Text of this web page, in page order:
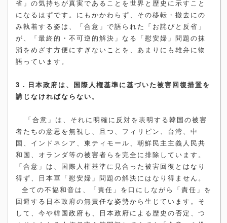
省」の気持ちが真実であることを世界と歴史に示すこと
になるはずです。にもかかわらず、その移転・撤去にの
み執着する姿は、「合意」で語られた「お詫びと反省」
が、「最終的・不可逆的解決」なる「慰安婦」問題の抹
消をめざす方便にすぎないことを、あまりにも雄弁に物
語っています。
3．日本政府は、国際人権基準に基づいた被害回復措置を
講じなければならない。
「合意」は、それに明確に反対を表明する韓国の被害
者たちの意思を無視し、且つ、フィリピン、台湾、中
国、インドネシア、東ティモール、朝鮮民主主義人民共
和国、オランダ等の被害者らを完全に排除しています。
「合意」は、国際人権基準に見合った被害回復とはなり
得ず、日本軍「慰安婦」問題の解決にはなり得ません。
全ての不協和音は、「責任」を口にしながら「責任」を
回避する日本政府の無責任な姿勢から生じています。そ
して、今や韓国政府も、日本政府による歴史の否定、つ